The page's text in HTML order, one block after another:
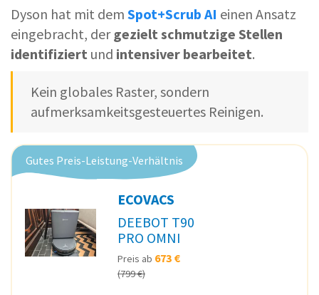
Dyson hat mit dem Spot+Scrub AI einen Ansatz
eingebracht, der gezielt schmutzige Stellen
identifiziert und intensiver bearbeitet.
Kein globales Raster, sondern
aufmerksamkeitsgesteuertes Reinigen.
Gutes Preis-Leistung-Verhältnis
ECOVACS
DEEBOT T90
PRO OMNI
Preis ab 673 €
(799 €)